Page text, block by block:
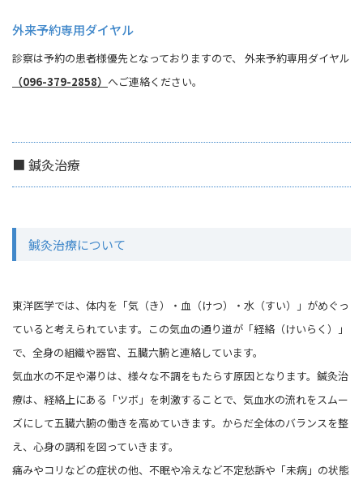
外来予約専用ダイヤル
診察は予約の患者様優先となっておりますので、 外来予約専用ダイヤル
（096-379-2858） へご連絡ください。
■ 鍼灸治療
鍼灸治療について
東洋医学では、体内を「気（き）・血（けつ）・水（すい）」がめぐっ
ていると考えられています。この気血の通り道が「経絡（けいらく）」
で、全身の組織や器官、五臓六腑と連絡しています。
気血水の不足や滞りは、様々な不調をもたらす原因となります。鍼灸治
療は、経絡上にある「ツボ」を刺激することで、気血水の流れをスムー
ズにして五臓六腑の働きを高めていきます。からだ全体のバランスを整
え、心身の調和を図っていきます。
痛みやコリなどの症状の他、不眠や冷えなど不定愁訴や「未病」の状態